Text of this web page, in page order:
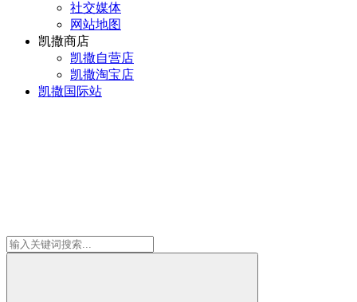
社交媒体
网站地图
凯撒商店
凯撒自营店
凯撒淘宝店
凯撒国际站